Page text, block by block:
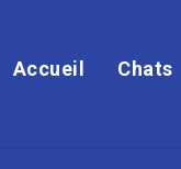
Accueil Chats